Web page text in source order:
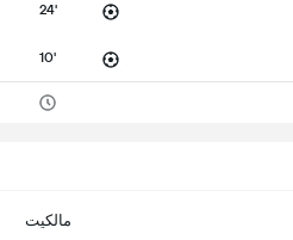
24'
10'
مالکیت